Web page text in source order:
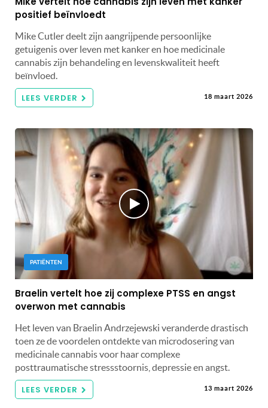
positief beïnvloedt
Mike Cutler deelt zijn aangrijpende persoonlijke
getuigenis over leven met kanker en hoe medicinale
cannabis zijn behandeling en levenskwaliteit heeft
beïnvloed.
LEES VERDER 18 maart 2026
PATIËNTEN
Braelin vertelt hoe zij complexe PTSS en angst
overwon met cannabis
Het leven van Braelin Andrzejewski veranderde drastisch
toen ze de voordelen ontdekte van microdosering van
medicinale cannabis voor haar complexe
posttraumatische stressstoornis, depressie en angst.
LEES VERDER 13 maart 2026